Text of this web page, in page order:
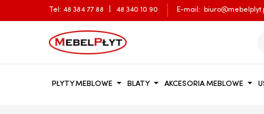
Tel: 48 384 77 88 48 340 10 90 E-mail:
PŁYTY MEBLOWE BLATY AKCESORIA MEBLOWE